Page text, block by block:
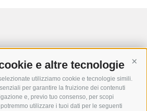
e altre tecnologie
utilizziamo cookie e tecnologie simili.
per garantire la fruizione dei contenuti
e, previo tuo consenso, per scopi
utilizzare i tuoi dati per le seguenti